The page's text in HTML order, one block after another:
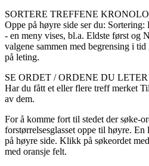
SORTERE TREFFENE
Oppe på høyre side ser du:
- en meny vises, bl.a. Eldste først og
valgene sammen med begrensing i
på leting.
SE ORDET / ORDENE DU
Har du fått et eller flere treff merket
av dem.
For å komme fort til stedet der søke-
forstørrelsesglasset oppe til høyre.
på høyre side. Klikk på søkeordet
med oransje felt.